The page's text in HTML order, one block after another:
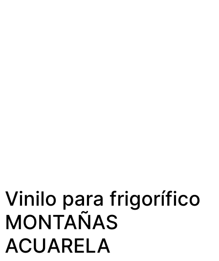
Vinilo para frigorífico
MONTAÑAS
ACUARELA